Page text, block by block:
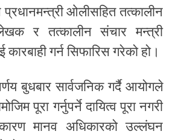
ओलीसहित तत्कालीन
र तत्कालीन संचार मन्त्री
गर्न सिफारिस गरेको हो।
बुधबार सार्वजनिक गर्दै आयोगले
पूरा गर्नुपर्ने दायित्व पूरा नगरी
मानव अधिकारको उल्लंघन